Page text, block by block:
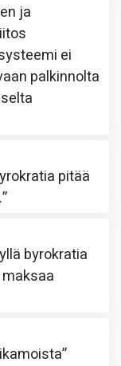
ja
ei
palkinnolta
pitää
”
byrokratia
”